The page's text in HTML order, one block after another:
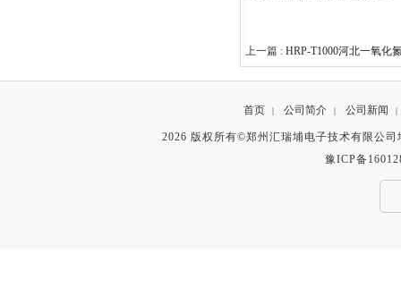
上一篇 : HRP-T1000河北一氧化
首页 | 公司简介 | 公司新闻 |
2026 版权所有©郑州汇瑞埔电子技术有限公
豫ICP备